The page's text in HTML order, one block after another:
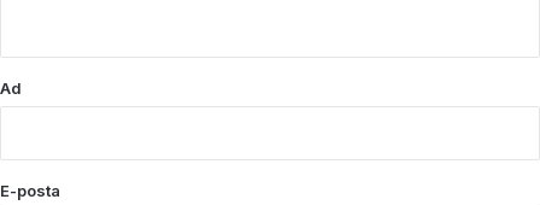
Ad
E-posta